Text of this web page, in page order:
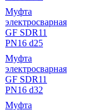
Муфта
электросварная
GF SDR11
PN16 d25
Муфта
электросварная
GF SDR11
PN16 d32
Муфта